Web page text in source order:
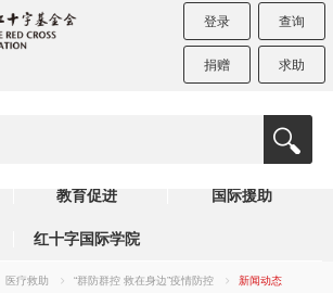
登录 查询
捐赠 求助
教育促进 国际援助
红十字国际学院
医疗救助 “群防群控 救在身边”疫情防控 新闻动态